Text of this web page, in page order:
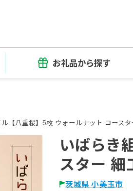
お礼品から探す
【八重桜】5枚 ウォールナット コース
いばらき
スター 細
茨城県 小美玉市